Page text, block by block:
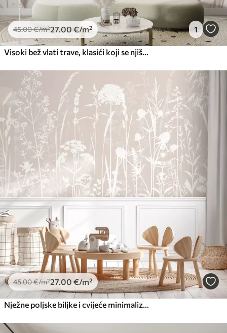
45.00€/m²27 .00 €/m² 1
45.00€/m²27 .00 €/m²